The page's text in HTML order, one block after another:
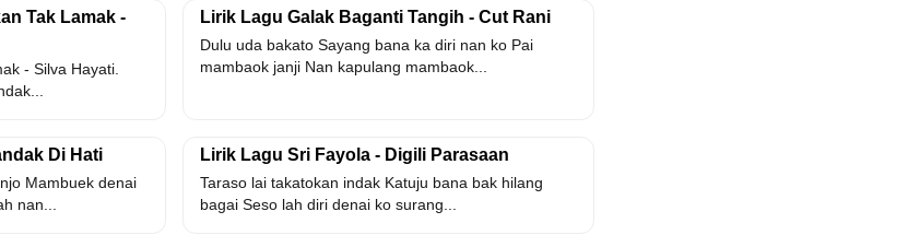
Tak Lamak -
- Silva Hayati.
Lirik Lagu Galak Baganti Tangih - Cut Rani
Dulu uda bakato Sayang bana ka diri nan ko Pai
mambaok janji Nan kapulang mambaok...
Di Hati
Mambuek denai
nan...
Lirik Lagu Sri Fayola - Digili Parasaan
Taraso lai takatokan indak Katuju bana bak hilang
bagai Seso lah diri denai ko surang...